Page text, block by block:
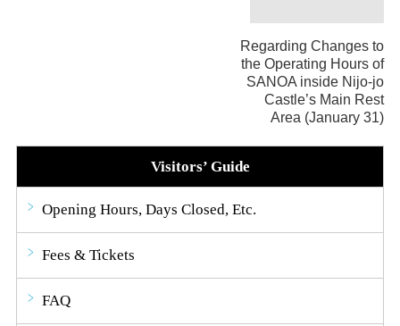
Regarding Changes to
the Operating Hours of
SANOA inside Nijo-jo
Castle’s Main Rest
Area (January 31)
Visitors’ Guide
Opening Hours, Days Closed, Etc.
Fees & Tickets
FAQ